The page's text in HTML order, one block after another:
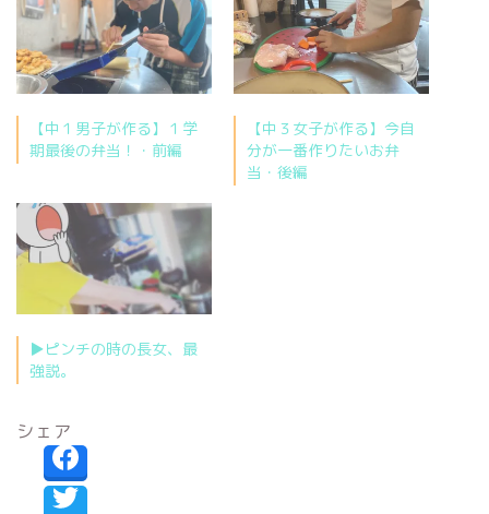
【中１男子が作る】１学
期最後の弁当！・前編
【中３女子が作る】今自
分が一番作りたいお弁
当・後編
▶︎ピンチの時の長女、最
強説。
シェア